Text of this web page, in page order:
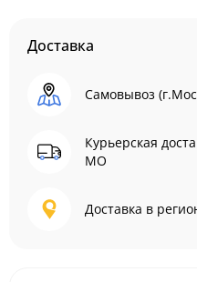
Доставка
Самовывоз
Курьерская
МО
Доставка в